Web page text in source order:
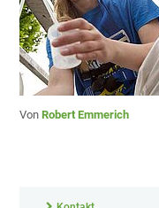
VonRobert Emmerich